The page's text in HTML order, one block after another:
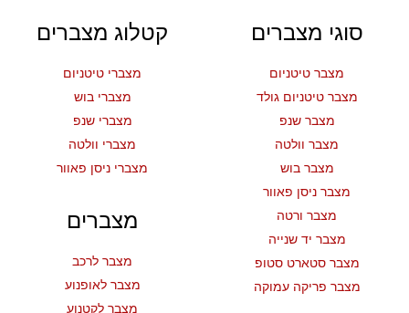
סוגי מצברים
מצבר טיטניום
מצבר טיטניום גולד
מצבר שנפ
מצבר וולטה
מצבר בוש
מצבר ניסן פאוור
מצבר ורטה
מצבר יד שנייה
מצבר סטארט סטופ
מצבר פריקה עמוקה
קטלוג מצברים
מצברי טיטניום
מצברי בוש
מצברי שנפ
מצברי וולטה
מצברי ניסן פאוור
מצברים
מצבר לרכב
מצבר לאופנוע
מצבר לקטנוע